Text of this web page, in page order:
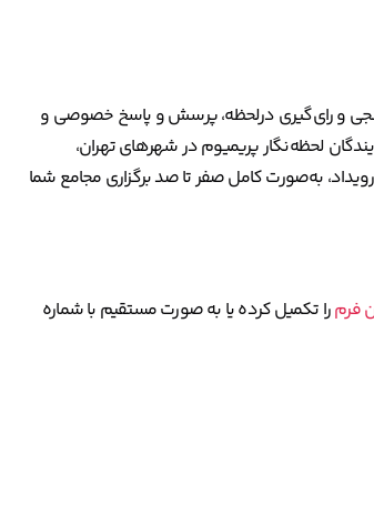
و رای‌گیری درلحظه، پرسش و پاسخ خصوصی و
لحظه‌نگار پریمیوم در شهرهای تهران،
به‌صورت کامل صفر تا صد برگزاری مجامع شما
فرمرا تکمیل کرده یا به صورت مستقیم با شماره